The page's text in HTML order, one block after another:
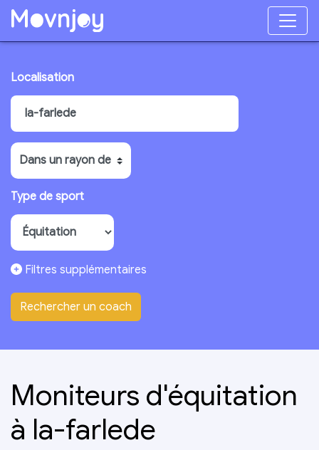
Localisation
Type de sport
Filtres supplémentaires
Moniteurs d'équitation
à la-farlede